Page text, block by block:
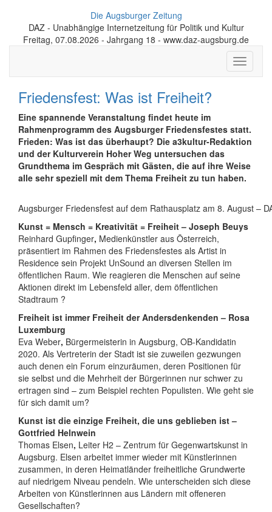
Die Augsburger Zeitung
DAZ - Unabhängige Internetzeitung für Politik und Kultur
Freitag, 07.08.2026 - Jahrgang 18 - www.daz-augsburg.de
Toggle
Friedensfest: Was ist Freiheit?
Eine spannende Veranstaltung findet heute im
Rahmenprogramm des Augsburger Friedensfestes statt.
Frieden: Was ist das überhaupt? Die a3kultur-Redaktion
und der Kulturverein Hoher Weg untersuchen das
Grundthema im Gespräch mit Gästen, die auf ihre Weise
alle sehr speziell mit dem Thema Freiheit zu tun haben.
Augsburger Friedensfest auf dem Rathausplatz am 8. August –
Kunst = Mensch = Kreativität = Freiheit – Joseph Beuys
Reinhard Gupfinger, Medienkünstler aus Österreich,
präsentiert im Rahmen des Friedensfestes als Artist in
Residence sein Projekt UnSound an diversen Stellen im
öffentlichen Raum. Wie reagieren die Menschen auf seine
Aktionen direkt im Lebensfeld aller, dem öffentlichen
Stadtraum ?
Freiheit ist immer Freiheit der Andersdenkenden – Rosa
Luxemburg
Eva Weber, Bürgermeisterin in Augsburg, OB-Kandidatin
2020. Als Vertreterin der Stadt ist sie zuweilen gezwungen
auch denen ein Forum einzuräumen, deren Positionen für
sie selbst und die Mehrheit der Bürgerinnen nur schwer zu
ertragen sind – zum Beispiel rechten Populisten. Wie geht sie
für sich damit um?
Kunst ist die einzige Freiheit, die uns geblieben ist –
Gottfried Helnwein
Thomas Elsen, Leiter H2 – Zentrum für Gegenwartskunst in
Augsburg. Elsen arbeitet immer wieder mit Künstlerinnen
zusammen, in deren Heimatländer freiheitliche Grundwerte
auf niedrigem Niveau pendeln. Wie unterscheiden sich diese
Arbeiten von Künstlerinnen aus Ländern mit offeneren
Gesellschaften?